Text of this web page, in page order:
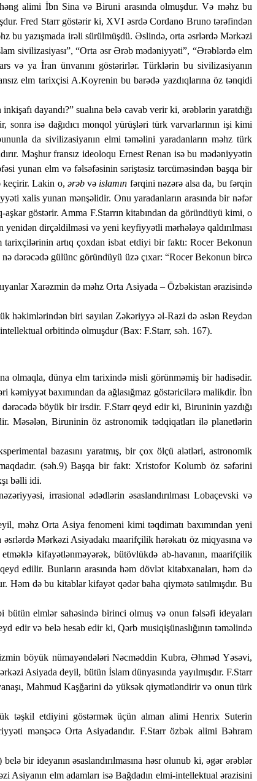
alimi İbn Sina və Biruni arasında olmuşdur. Və məhz bu
Fred Starr göstərir ki, XVI əsrdə Cordano Bruno tərəfindən
bu yazışmada irəli sürülmüşdü. Əslində, orta əsrlərdə Mərkəzi
sivilizasiyası”, “Orta əsr Ərəb mədəniyyəti”, “Ərəblərdə elm
və ya İran ünvanını göstərirlər. Türklərin bu sivilizasiyanın
elm tarixçisi A.Koyrenin bu barədə yazdıqlarına öz tənqidi
dayandı?” sualına belə cavab verir ki, ərəblərin yaratdığı
isə dağıdıcı monqol yürüşləri türk varvarlarının işi kimi
da sivilizasiyanın elmi təməlini yaradanların məhz türk
Məşhur fransız ideo­loqu ErnestRenan isə bu mədəniyyətin
yunan elm və fəl­sə­fə­sinin səriştəsiz tərcüməsindən başqa bir
ke­çirir. La­kin o, ərəbvə islamın fərqini nəzərə alsa da, bu fərqin
xalis yu­nan mənşəlidir. Onu yaradanların arasında bir nəfər
aşkar göstərir. Amma F.Starrın kitabından da göründüyü kimi, o
dirçəldilməsi və yeni keyfiyyətli mərhələyə qaldırılması
ta­rix­çilərinin artıq çoxdan isbat etdiyi bir faktı: Rocer Bekonun
dərəcədə gülünc göründüyü üzə çıxar: “Rocer Bekonun bircə
Xarəzmin də məhz Orta Asiyada – Özbəkistan ərazisində
həkimlərindən biri sayılan Zəkəriyyə əl-Razi də əslən Reydən
orbitində olmuşdur (Bax: F.Starr, səh. 167).
olmaqla, dünya elm tarixində misli görünməmiş bir hadisədir.
baxımından da ağlasığmaz göstəricilərə malikdir. İbn
böyük bir irsdir. F.Starr qeyd edir ki, Biruninin yazdığı
Məsələn, Biruninin öz astronomik tədqiqatları ilə planetlərin
bazasını yaratmış, bir çox ölçü alətləri, astronomik
(səh.9) Başqa bir fakt: Xristofor Kolumb öz səfərini
bəlli idi.
irrasional ədədlərin əsaslandırıl­ması Lobaçevski və
məhz Orta Asiya fenomeni kimi təqdimatı baxımından yeni
Mərkəzi Asiyadakı maarifçilik hərəkatı öz miqyasına və
kifayətlənməyərək, bütövlükdə ab-havanın, maarifçilik
edilir. Bunların arasında həm dövlət kitabxanaları, həm də
də bu kitablar kifayət qədər baha qiymətə satılmışdır. Bu
bütün elmlər sahəsində birinci olmuş və onun fəlsəfi ideyaları
edir və belə hesab edir ki, Qərb musiqişünaslığının təməlində
böyük nümayəndələri Nəcməddin Kubra, Əhməd Yəsəvi,
Asiyada deyil, bütün İslam dünyasında yayılmışdır. F.Starr
Mahmud Kaşğarini də yüksək qiymətləndirir və onun türk
təşkil etdiyini göstərmək üçün alman alimi Henrix Suterin
mənşəcə Orta Asiyadandır. F.Starr özbək alimi Bəhram
belə bir ideyanın əsaslandırılmasına həsr olunub ki, əgər ərəblər
elm adamları isə Bağdadın elmi-intellektual ərazisini